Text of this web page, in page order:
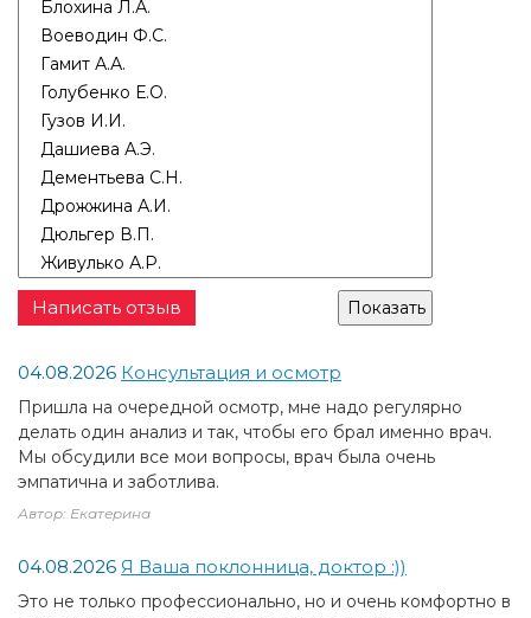
Написать отзыв
04.08.2026 Консультация и осмотр
Пришла на очередной осмотр, мне надо регулярно
делать один анализ и так, чтобы его брал именно врач.
Мы обсудили все мои вопросы, врач была очень
эмпатична и заботлива.
Автор: Екатерина
04.08.2026 Я Ваша поклонница, доктор :))
Это не только профессионально, но и очень комфортно в